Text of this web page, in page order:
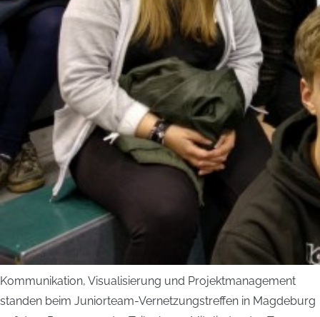
Kommunikation, Visualisierung und Projektmanagement
standen beim Juniorteam-Vernetzungstreffen in Magdeburg